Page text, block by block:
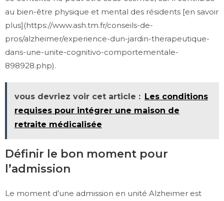
au bien-être physique et mental des résidents [en savoir
plus](https://www.ash.tm.fr/conseils-de-
pros/alzheimer/experience-dun-jardin-therapeutique-
dans-une-unite-cognitivo-comportementale-
898928.php).
vous devriez voir cet article : Les conditions
requises pour intégrer une maison de
retraite médicalisée
Définir le bon moment pour
l’admission
Le moment d’une admission en unité Alzheimer est